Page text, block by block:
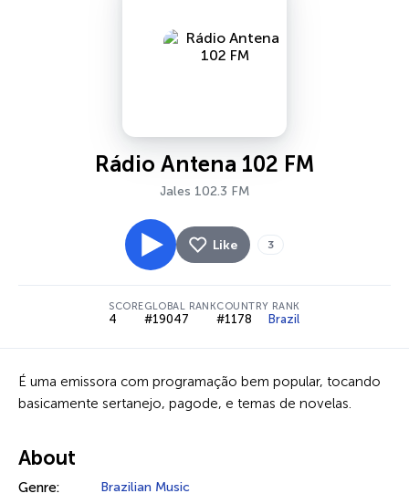
Rádio Antena 102 FM
Jales 102.3 FM
Like 3
SCORE
4
GLOBAL RANK
#19047
COUNTRY RANK
#1178 Brazil
É uma emissora com programação bem popular, tocando
basicamente sertanejo, pagode, e temas de novelas.
About
Genre: Brazilian Music